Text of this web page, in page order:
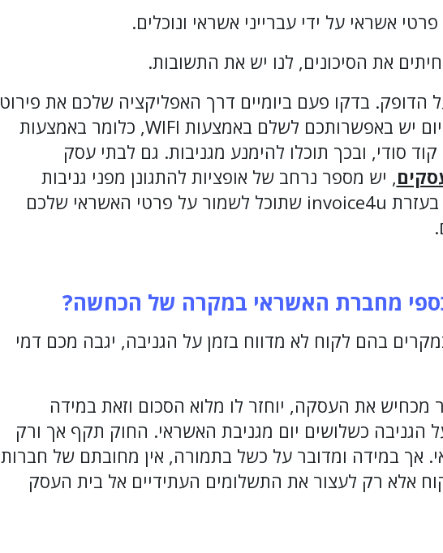
אשראי על ידי עברייני אשראי ונוכלים.
את הסיכונים, לנו יש את התשובות.
הדופק. בדקו פעם ביומיים דרך האפליקציה שלכם את פירוט
העסקאות ולא רק בסוף החודש. כיום יש באפשרותכם לשלם באמצעות WIFI, כלומר באמצעות
סודי, ובכך תוכלו להימנע מגניבות. גם לבתי עסק
, יש מספר נרחב של אופציות להתגונן מפני גניבות
וזיופים ולהקל את עבודתם. למשל בעזרת invoice4u שתוכל לשמור על פרטי האשראי שלכם
כספי מחברת האשראי במקרה של הכחשה?
בהם לקוח לא מדווח בזמן על הגניבה, יגבה מכם דמי
מכחיש את העסקה, יוחזר לו מלוא הסכום וזאת במידה
כשלושים יום מגניבת האשראי. החוק תקף אך ורק
אך במידה ומדובר על כשל בתמורה, אין מחובתם של חברות
אלא רק לעצור את התשלומים העתידיים אל בית העסק